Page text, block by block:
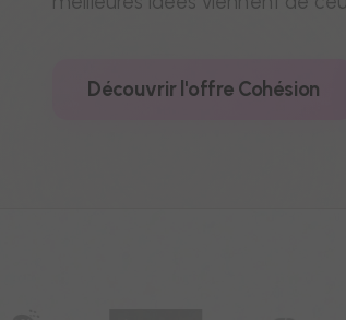
Découvrir l'offre Cohésion